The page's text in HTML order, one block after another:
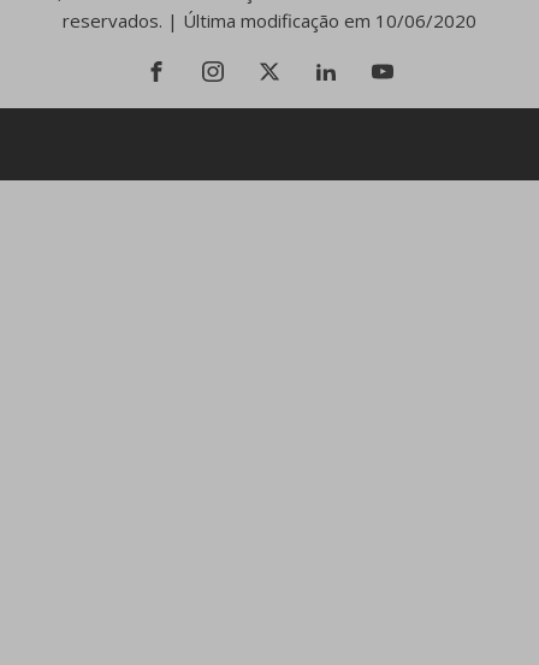
reservados. | Última modificação em 10/06/2020